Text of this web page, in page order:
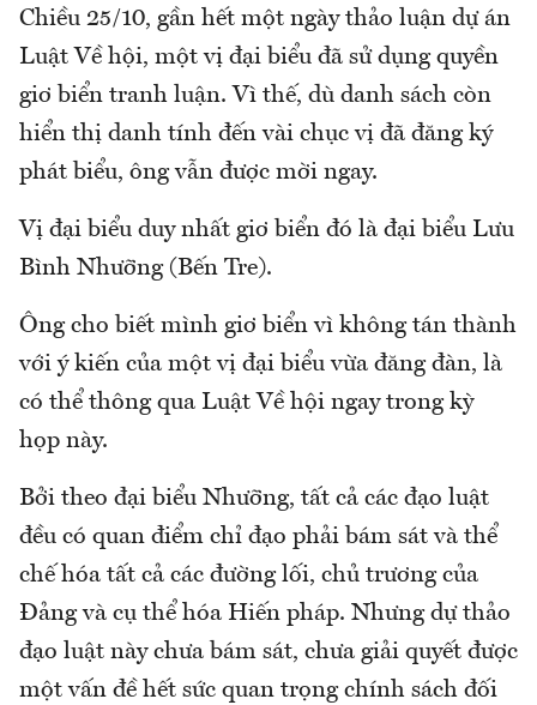
Chiều 25/10, gần hết một ngày thảo luận dự án
Luật Về hội, một vị đại biểu đã sử dụng quyền
giơ biển tranh luận. Vì thế, dù danh sách còn
hiển thị danh tính đến vài chục vị đã đăng ký
phát biểu, ông vẫn được mời ngay.
Vị đại biểu duy nhất giơ biển đó là đại biểu Lưu
Bình Nhưỡng (Bến Tre).
Ông cho biết mình giơ biển vì không tán thành
với ý kiến của một vị đại biểu vừa đăng đàn, là
có thể thông qua Luật Về hội ngay trong kỳ
họp này.
Bởi theo đại biểu Nhưỡng, tất cả các đạo luật
đều có quan điểm chỉ đạo phải bám sát và thể
chế hóa tất cả các đường lối, chủ trương của
Đảng và cụ thể hóa Hiến pháp. Nhưng dự thảo
đạo luật này chưa bám sát, chưa giải quyết được
một vấn đề hết sức quan trọng chính sách đối